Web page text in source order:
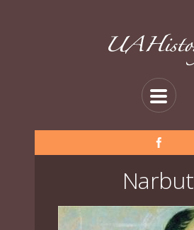
Narbut